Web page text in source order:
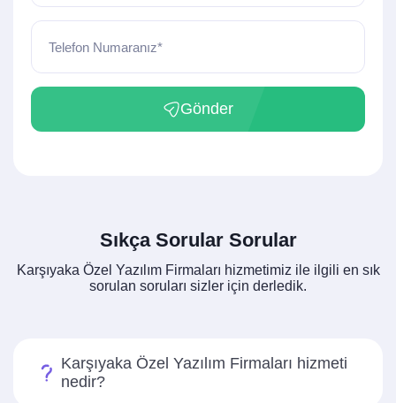
Telefon Numaranız*
Gönder
Sıkça Sorular Sorular
Karşıyaka Özel Yazılım Firmaları hizmetimiz ile ilgili en sık
sorulan soruları sizler için derledik.
Karşıyaka Özel Yazılım Firmaları hizmeti
nedir?